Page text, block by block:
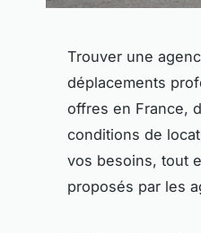
Trouver une
déplacements
offres en France,
conditions de
vos besoins, tout
proposés par les